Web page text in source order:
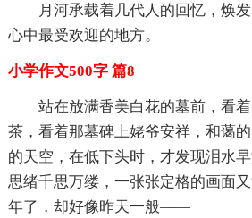
月河承载着几代人的回忆，焕
心中最受欢迎的地方。
小学作文500字 篇8
站在放满香美白花的墓前，看
茶，看着那墓碑上姥爷安祥，和蔼
的天空，在低下头时，才发现泪水
思绪千思万缕，一张张定格的画面
年了，却好像昨天一般——